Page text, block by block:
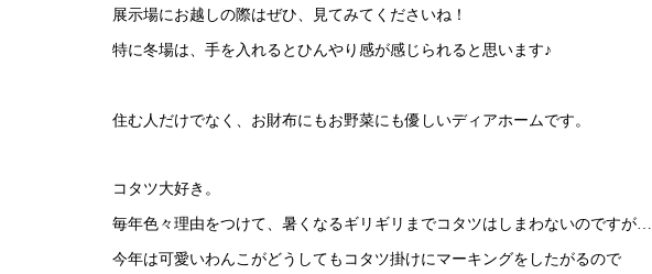
展示場にお越しの際はぜひ、見てみてくださいね！
特に冬場は、手を入れるとひんやり感が感じられると思います♪
住む人だけでなく、お財布にもお野菜にも優しいディアホームです。
コタツ大好き。
毎年色々理由をつけて、暑くなるギリギリまでコタツはしまわないのですが…
今年は可愛いわんこがどうしてもコタツ掛けにマーキングをしたがるので